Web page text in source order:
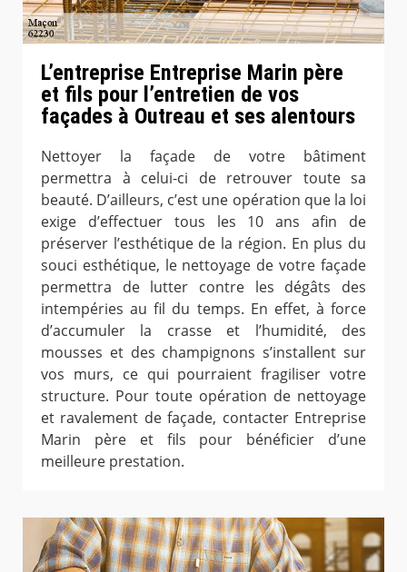
L’entreprise Entreprise Marin père
et fils pour l’entretien de vos
façades à Outreau et ses alentours
Nettoyer la façade de votre bâtiment
permettra à celui-ci de retrouver toute sa
beauté. D’ailleurs, c’est une opération que la loi
exige d’effectuer tous les 10 ans afin de
préserver l’esthétique de la région. En plus du
souci esthétique, le nettoyage de votre façade
permettra de lutter contre les dégâts des
intempéries au fil du temps. En effet, à force
d’accumuler la crasse et l’humidité, des
mousses et des champignons s’installent sur
vos murs, ce qui pourraient fragiliser votre
structure. Pour toute opération de nettoyage
et ravalement de façade, contacter Entreprise
Marin père et fils pour bénéficier d’une
meilleure prestation.